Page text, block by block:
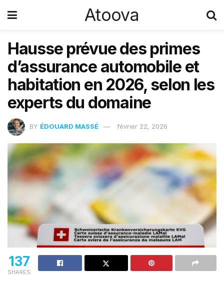
Atoova
Hausse prévue des primes
d’assurance automobile et
habitation en 2026, selon les
experts du domaine
BY ÉDOUARD MASSÉ février 22, 2026
137
SHARES